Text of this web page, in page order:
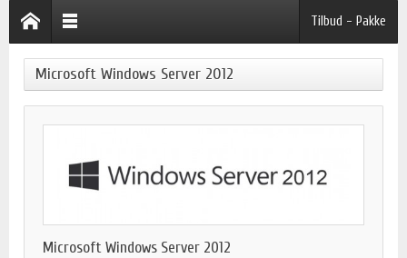
Tilbud - Pakke
Microsoft Windows Server 2012
Microsoft Windows Server 2012